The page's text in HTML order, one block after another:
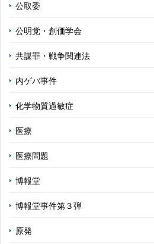
公取委
公明党・創価学会
共謀罪・戦争関連法
内ゲバ事件
化学物質過敏症
医療
医療問題
博報堂
博報堂事件第３弾
原発